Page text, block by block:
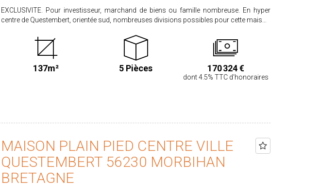
EXCLUSIVITE. Pour investisseur, marchand de biens ou famille nombreuse. En hyper
centre de Questembert, orientée sud, nombreuses divisions possibles pour cette maison
se compose au rez-de-chaussée d'une entrée, de 2 studios avec salles d'eau et wc ( à
rafraichir), d'un bureau et d'une cuisine aménagée équipée. Au 1er étage, un pallier
desservant 2 chambres , un salon, un séjour et une salle de bains avec wc. Au dessus, 2
chambres et 2 greniers (un de 24,50 m² et un de 8.50 m²).Sous sol avec cave et
chaufferie (gaz de ville). PRIX HAI : 170.324 €. Honoraires partagés entre vendeur et
137m² 5 Pièces 170 324 €
dont 4.5% TTC d'honoraires
MAISON PLAIN PIED CENTRE VILLE
QUESTEMBERT 56230 MORBIHAN
BRETAGNE